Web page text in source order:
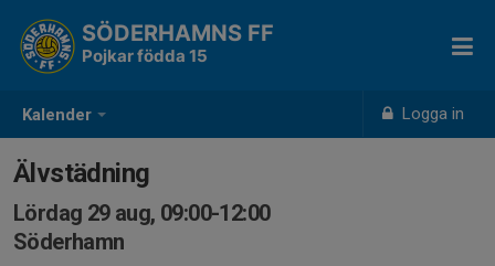
Kalender Logga in
SÖDERHAMNS FF
Pojkar födda 15
Älvstädning
Lördag 29 aug, 09:00-12:00
Söderhamn